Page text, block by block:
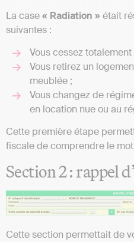
La case« Radiation » était
suivantes :
Vous cessez
Vous retirez un
meublée ;
Vous changez de
en location nue ou au
Cette première étape
fiscale de comprendre le
Section 2 : rappel
Cette section permettait de